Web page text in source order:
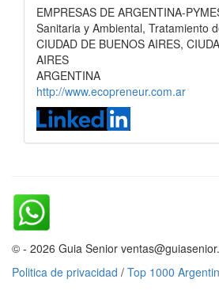
EMPRESAS DE ARGENTINA-
Sanitaria y Ambiental, Tratamiento
CIUDAD DE BUENOS AIRES,
AIRES
ARGENTINA
http://www.ecopreneur.com.ar
© - 2026 Guia Senior
Politica de privacidad / Top 1000